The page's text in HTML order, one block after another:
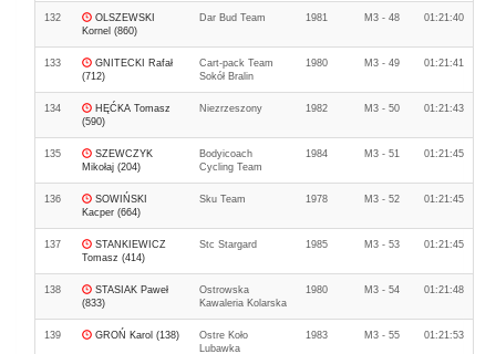
132
OLSZEWSKI
Kornel (860)
Dar Bud Team 1981 M3 - 48 01:21:40
133
GNITECKI Rafał
(712)
Cart-pack Team
Sokół Bralin
1980 M3 - 49 01:21:41
134
HĘĆKA Tomasz
(590)
Niezrzeszony 1982 M3 - 50 01:21:43
135
SZEWCZYK
Mikołaj (204)
Bodyicoach
Cycling Team
1984 M3 - 51 01:21:45
136
SOWIŃSKI
Kacper (664)
Sku Team 1978 M3 - 52 01:21:45
137
STANKIEWICZ
Tomasz (414)
Stc Stargard 1985 M3 - 53 01:21:45
138
STASIAK Paweł
(833)
Ostrowska
Kawaleria Kolarska
1980 M3 - 54 01:21:48
139 GROŃ Karol (138)
Ostre Koło
Lubawka
1983 M3 - 55 01:21:53